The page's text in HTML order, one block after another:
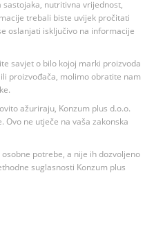
nutritivna vrijednost,
trebali biste uvijek pročitati
oslanjati isključivo na informacije
savjet o bilo kojoj marki proizvoda
proizvođača, molimo obratite nam
ažuriraju, Konzum plus d.o.o.
ne utječe na vaša zakonska
potrebe, a nije ih dozvoljeno
suglasnosti Konzum plus